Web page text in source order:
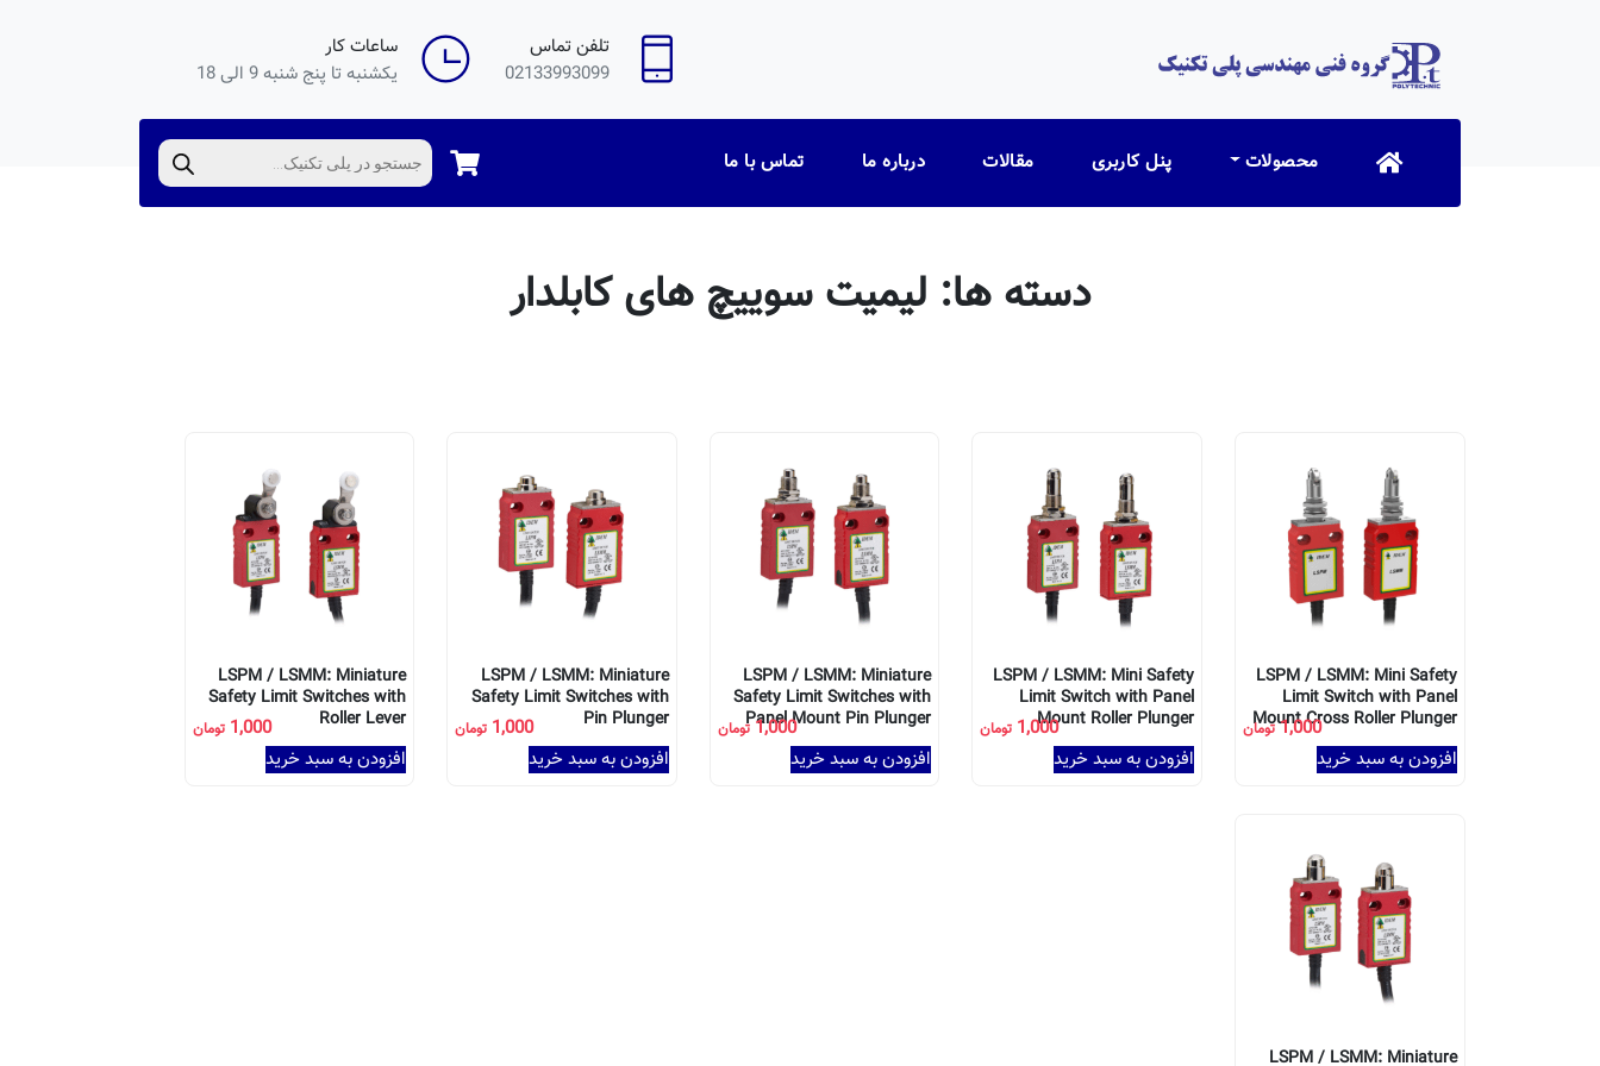
تلفن تماس
02133993099
ساعات کار
یکشنبه تا پنج شنبه 9 الی 18
محصولات پنل کاربری مقالات درباره ما تماس با ما
Products
search
دسته ها: لیمیت سوییچ های کابلدار
LSPM / LSMM: Mini Safety
Limit Switch with Panel
Mount Cross Roller Plunger
1,000 تومان
افزودن به سبد خرید
LSPM / LSMM: Mini Safety
Limit Switch with Panel
Mount Roller Plunger
1,000 تومان
افزودن به سبد خرید
LSPM / LSMM: Miniature
Safety Limit Switches with
Panel Mount Pin Plunger
1,000 تومان
افزودن به سبد خرید
LSPM / LSMM: Miniature
Safety Limit Switches with
Pin Plunger
1,000 تومان
افزودن به سبد خرید
LSPM / LSMM: Miniature
Safety Limit Switches with
Roller Lever
1,000 تومان
افزودن به سبد خرید
LSPM / LSMM: Miniature